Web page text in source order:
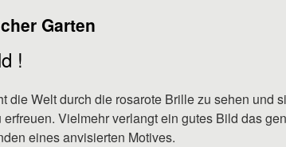
Garten
!
die Welt durch die rosarote Brille zu sehen und
Vielmehr verlangt ein gutes Bild das
eines anvisierten Motives.